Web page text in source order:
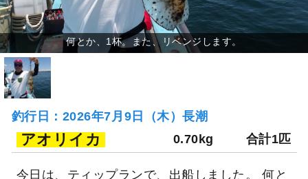
釣行日：2026年7月9日（木）長潮
アオリイカ 0.70kg 合計1匹
今日は、ティップランで、出船しました。 何と